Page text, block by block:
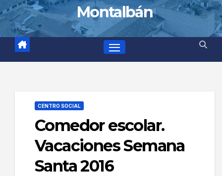
Montalbán
CENTRO SOCIAL
Comedor escolar.
Vacaciones Semana
Santa 2016